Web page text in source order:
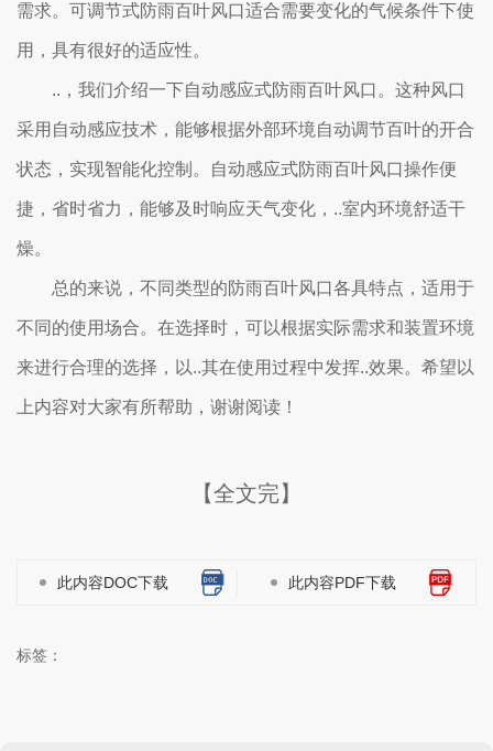
需求。可调节式防雨百叶风口适合需要变化的气候条件下使
用，具有很好的适应性。
..，我们介绍一下自动感应式防雨百叶风口。这种风口
采用自动感应技术，能够根据外部环境自动调节百叶的开合
状态，实现智能化控制。自动感应式防雨百叶风口操作便
捷，省时省力，能够及时响应天气变化，..室内环境舒适干
燥。
总的来说，不同类型的防雨百叶风口各具特点，适用于
不同的使用场合。在选择时，可以根据实际需求和装置环境
来进行合理的选择，以..其在使用过程中发挥..效果。希望以
上内容对大家有所帮助，谢谢阅读！
【全文完】
此内容DOC下载 此内容PDF下载
标签：